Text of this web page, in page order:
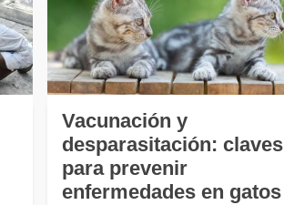
Vacunación y
desparasitación: claves
para prevenir
enfermedades en gatos